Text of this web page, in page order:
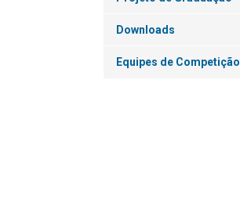
Downloads
Equipes de Competição